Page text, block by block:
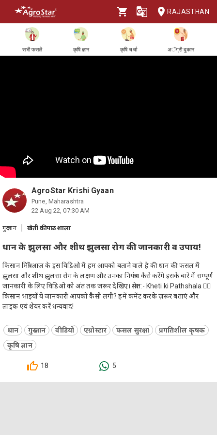
RAJASTHAN
सभी फसलें कृषि ज्ञान कृषि चर्चा अॅग्री दुकान
AgroStar Krishi Gyaan
Pune, Maharashtra
22 Aug 22, 07:30 AM
गुरु ज्ञान खेती की पाठशाला
धान के झुलसा और शीथ झुलसा रोग की जानकारी व उपाय!
किसान मित्रों आज के इस विडिओ में हम आपको बताने वाले है की धान की फसल में
झुलसा और शीथ झुलसा रोग के लक्षण और उनका नियंत्रण कैसे करेंगे इसके बारे में सम्पूर्ण
जानकारी के लिए विडिओ को अंत तक जरूर देखिए। स्त्रोत:- Kheti ki Pathshala 👉🏻
किसान भाइयों ये जानकारी आपको कैसी लगी? हमें कमेंट करके ज़रूर बताएं और
लाइक एवं शेयर करें धन्यवाद!
धान गुरु ज्ञान वीडियो एग्रोस्टार फसल सुरक्षा
प्रगतिशील कृषक
कृषि ज्ञान
18 5